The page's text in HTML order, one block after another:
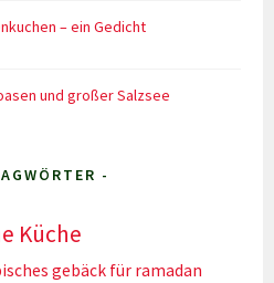
– ein Gedicht
und großer Salzsee
-
Küche
gebäck für ramadan